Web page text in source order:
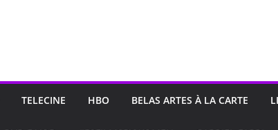
TELECINE HBO BELAS ARTES À LA CARTE